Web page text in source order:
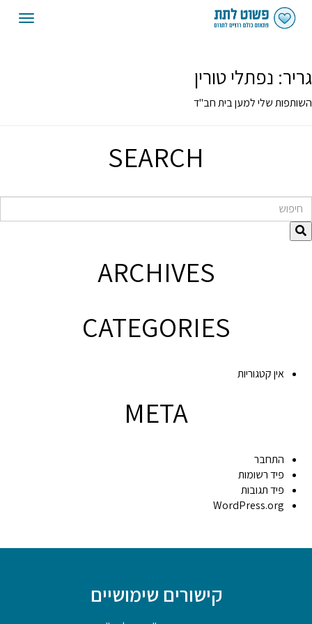
גריר: נפתלי טורין
השותפות שלי למען בית חב"ד
SEARCH
חיפוש
ARCHIVES
CATEGORIES
אין קטגוריות
META
התחבר
פיד רשומות
פיד תגובות
WordPress.org
קישורים שימושיים